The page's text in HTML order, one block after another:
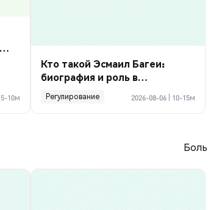
5-10м
Кто такой Эсмаил Багеи:
биография и роль в
криптосделке по Ормузу
Регулирование 2026-08-06 10-15м